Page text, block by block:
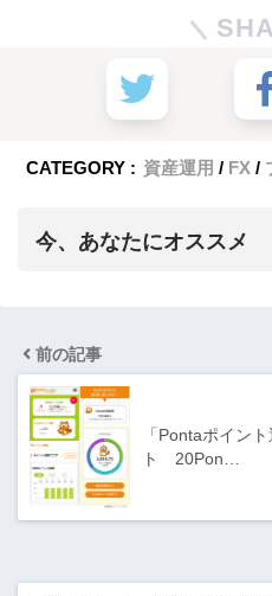
CATEGORY : 資産運用 FX
今、あなたにオススメ
前の記事
「Pontaポイン
ト 20Pon…